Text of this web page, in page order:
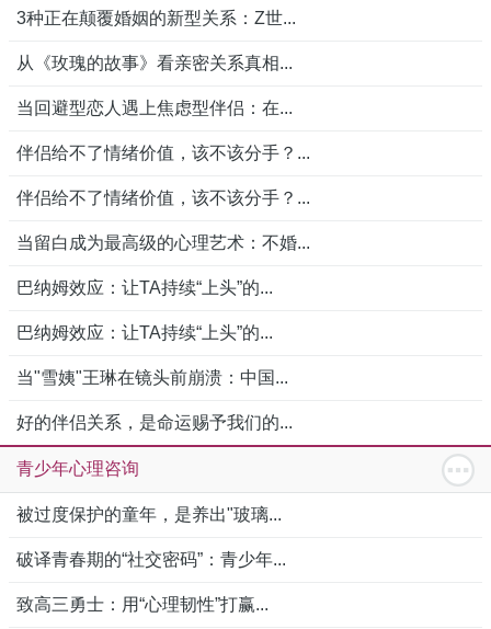
3种正在颠覆婚姻的新型关系：Z世...
从《玫瑰的故事》看亲密关系真相...
当回避型恋人遇上焦虑型伴侣：在...
伴侣给不了情绪价值，该不该分手？...
伴侣给不了情绪价值，该不该分手？...
当留白成为最高级的心理艺术：不婚...
巴纳姆效应：让TA持续“上头”的...
巴纳姆效应：让TA持续“上头”的...
当"雪姨"王琳在镜头前崩溃：中国...
好的伴侣关系，是命运赐予我们的...
青少年心理咨询
被过度保护的童年，是养出"玻璃...
破译青春期的“社交密码”：青少年...
致高三勇士：用“心理韧性”打赢...